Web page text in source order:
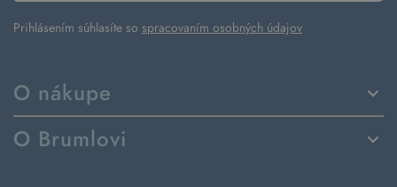
O nákupe
Spôsoby dodania a platby
Vrátenie tovaru a reklamácia
O Brumlovi
Prihlásením súhlasíte so spracovaním osobných údajov